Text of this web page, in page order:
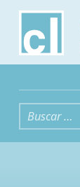
Buscar: